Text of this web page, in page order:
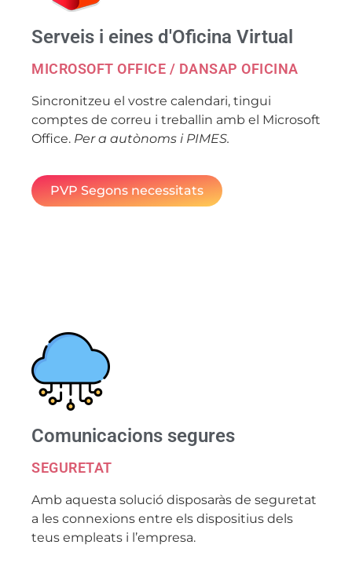
Serveis i eines d'Oficina Virtual
MICROSOFT OFFICE / DANSAP OFICINA
Sincronitzeu el vostre calendari, tingui
comptes de correu i treballin amb el Microsoft
Office. Per a autònoms i PIMES.
PVP Segons necessitats
Comunicacions segures
SEGURETAT
Amb aquesta solució disposaràs de seguretat
a les connexions entre els dispositius dels
teus empleats i l’empresa.